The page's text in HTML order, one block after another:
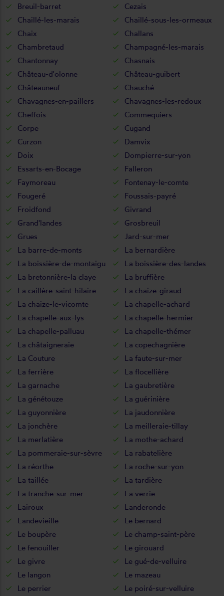
Breuil-barret
Cezais
Chaillé-les-marais
Chaillé-sous-les-ormeaux
Chaix
Challans
Chambretaud
Champagné-les-marais
Chantonnay
Chasnais
Château-d'olonne
Château-guibert
Châteauneuf
Chauché
Chavagnes-en-paillers
Chavagnes-les-redoux
Cheffois
Commequiers
Corpe
Cugand
Curzon
Damvix
Doix
Dompierre-sur-yon
Essarts-en-Bocage
Falleron
Faymoreau
Fontenay-le-comte
Fougeré
Foussais-payré
Froidfond
Givrand
Grand'landes
Grosbreuil
Grues
Jard-sur-mer
La barre-de-monts
La bernardière
La boissière-de-montaigu
La boissière-des-landes
La bretonnière-la claye
La bruffière
La caillère-saint-hilaire
La chaize-giraud
La chaize-le-vicomte
La chapelle-achard
La chapelle-aux-lys
La chapelle-hermier
La chapelle-palluau
La chapelle-thémer
La châtaigneraie
La copechagnière
La Couture
La faute-sur-mer
La ferrière
La flocellière
La garnache
La gaubretière
La génétouze
La guérinière
La guyonnière
La jaudonnière
La jonchère
La meilleraie-tillay
La merlatière
La mothe-achard
La pommeraie-sur-sèvre
La rabatelière
La réorthe
La roche-sur-yon
La taillée
La tardière
La tranche-sur-mer
La verrie
Lairoux
Landeronde
Landevieille
Le bernard
Le boupère
Le champ-saint-père
Le fenouiller
Le girouard
Le givre
Le gué-de-velluire
Le langon
Le mazeau
Le perrier
Le poiré-sur-velluire